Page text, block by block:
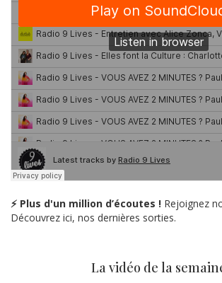
⚡ Plus d'un million d’écoutes ! Rejoignez
Découvrez ici, nos dernières sorties.
La vidéo de la